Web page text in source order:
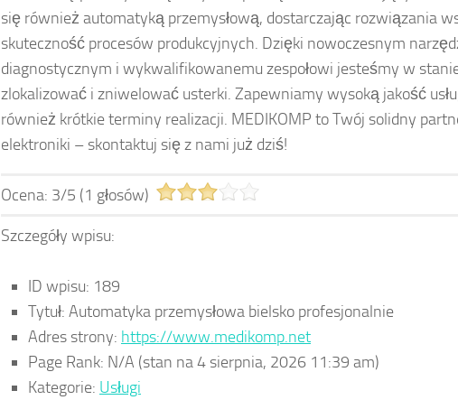
się również automatyką przemysłową, dostarczając rozwiązania
skuteczność procesów produkcyjnych. Dzięki nowoczesnym
diagnostycznym i wykwalifikowanemu zespołowi jesteśmy w
zlokalizować i zniwelować usterki. Zapewniamy wysoką jakość
również krótkie terminy realizacji. MEDIKOMP to Twój solidny
elektroniki – skontaktuj się z nami już dziś!
Ocena: 3/5 (1 głosów)
Szczegóły wpisu:
ID wpisu: 189
Tytuł: Automatyka przemysłowa bielsko profesjonalnie
Adres strony: https://www.medikomp.net
Page Rank: N/A (stan na 4 sierpnia, 2026 11:39 am)
Kategorie: Usługi